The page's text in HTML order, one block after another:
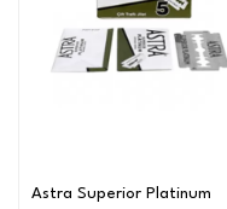
Astra Superior Platinum